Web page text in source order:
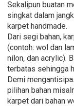
Sekalipun buatan
singkat dalam
karpet handmade.
Dari segi bahan,
(contoh: wol dan
nilon, dan acrylic).
terbatas sehingga
Demi
pilihan bahan
karpet dari bahan